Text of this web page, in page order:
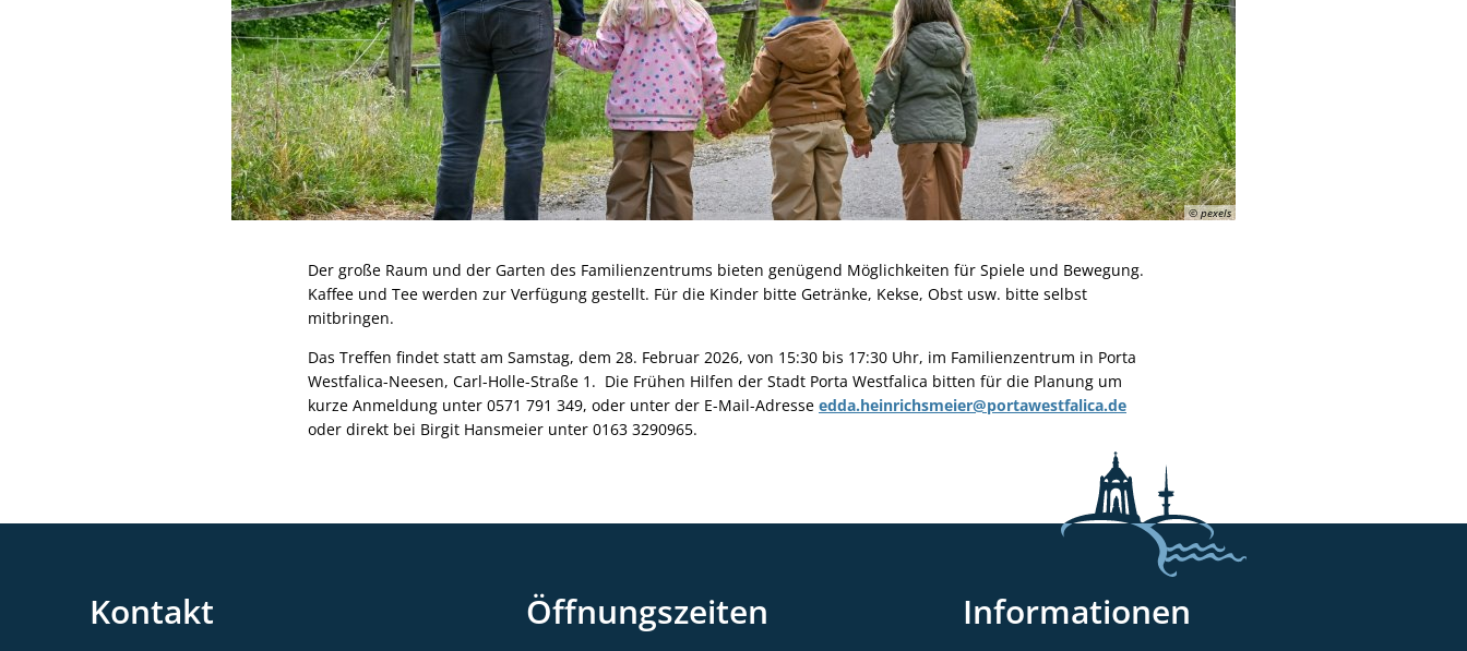
© pexels
Der große Raum und der Garten des Familienzentrums bieten genügend Möglichkeiten für Spiele und Bewegung.
Kaffee und Tee werden zur Verfügung gestellt. Für die Kinder bitte Getränke, Kekse, Obst usw. bitte selbst
mitbringen.
Das Treffen findet statt am Samstag, dem 28. Februar 2026, von 15:30 bis 17:30 Uhr, im Familienzentrum in Porta
Westfalica-Neesen, Carl-Holle-Straße 1. Die Frühen Hilfen der Stadt Porta Westfalica bitten für die Planung um
kurze Anmeldung unter 0571 791 349, oder unter der E-Mail-Adresse edda.heinrichsmeier@portawestfalica.de
oder direkt bei Birgit Hansmeier unter 0163 3290965.
Kontakt Öffnungszeiten Informationen